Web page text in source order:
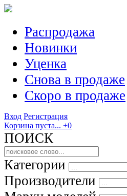
Распродажа
Новинки
Уценка
Снова в продаже
Скоро в продаже
Вход Регистрация
Корзина пуста... +0
ПОИСК
Категории
Производители